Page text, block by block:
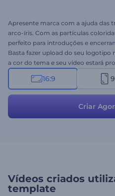
Apresente marca com a ajuda das
arco-íris. Com as partículas
perfeito para introduções e
Basta fazer upload do seu logotipo
a cor do tema e seu vídeo estará
Obtenha um vídeo profissional em
16:9
Criar
Vídeos criados
template